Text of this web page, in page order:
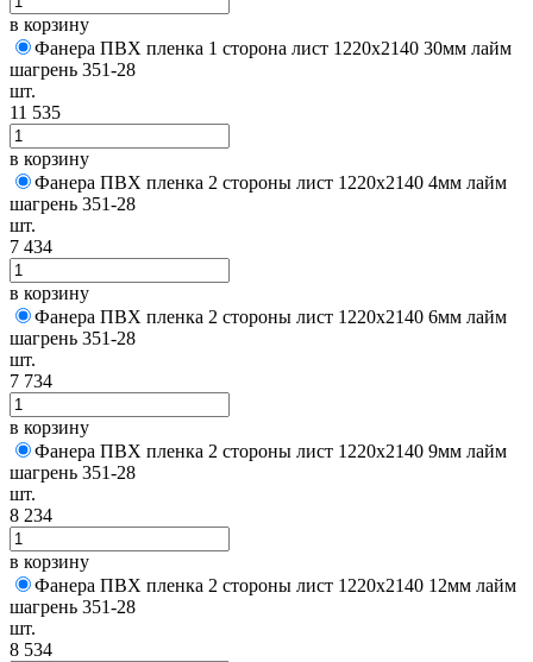
в корзину
Фанера ПВХ пленка 1 сторона лист 1220х2140 30мм лайм
шагрень 351-28
шт.
11 535
в корзину
Фанера ПВХ пленка 2 стороны лист 1220х2140 4мм лайм
шагрень 351-28
шт.
7 434
в корзину
Фанера ПВХ пленка 2 стороны лист 1220х2140 6мм лайм
шагрень 351-28
шт.
7 734
в корзину
Фанера ПВХ пленка 2 стороны лист 1220х2140 9мм лайм
шагрень 351-28
шт.
8 234
в корзину
Фанера ПВХ пленка 2 стороны лист 1220х2140 12мм лайм
шагрень 351-28
шт.
8 534